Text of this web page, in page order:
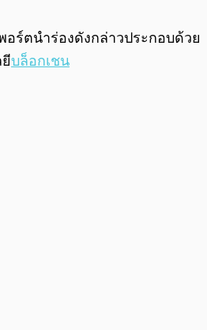
อร์ตนำร่องดังกล่าวประกอบด้วย
บล็อกเชน